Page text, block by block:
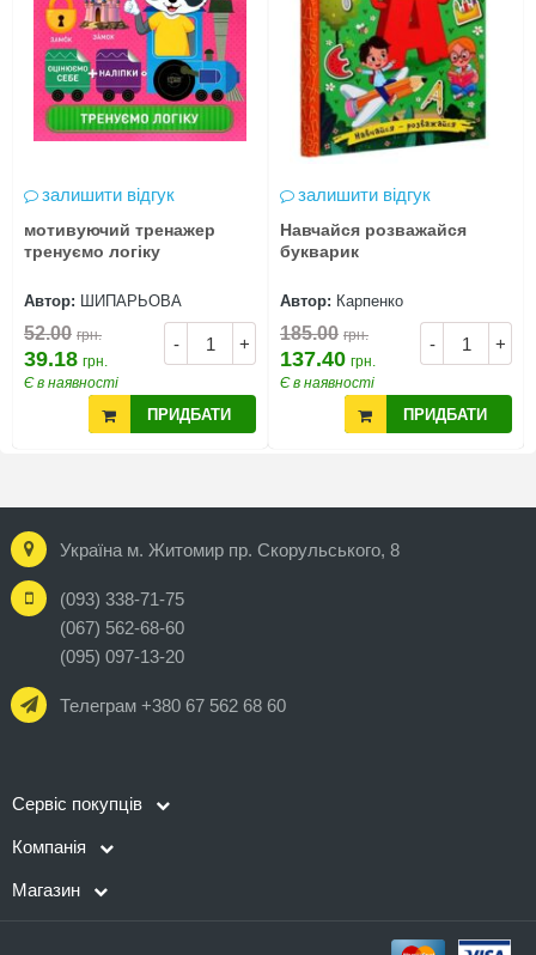
залишити відгук
мотивуючий тренажер
тренуємо логіку
Автор: ШИПАРЬОВА
- +
52.00 грн.
39.18 грн.
Є в наявності
ПРИДБАТИ
залишити відгук
Навчайся розважайся
букварик
Автор: Карпенко
- +
185.00 грн.
137.40 грн.
Є в наявності
ПРИДБАТИ
Україна м. Житомир пр. Скорульського, 8
(093) 338-71-75
(067) 562-68-60
(095) 097-13-20
Телеграм +380 67 562 68 60
Сервіс покупців
Компанія
Магазин